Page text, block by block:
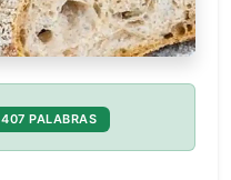
407 PALABRAS